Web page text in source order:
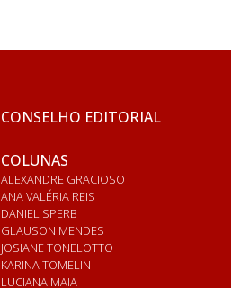
CONSELHO EDITORIAL
COLUNAS
ALEXANDRE GRACIOSO
ANA VALÉRIA REIS
DANIEL SPERB
GLAUSON MENDES
JOSIANE TONELOTTO
KARINA TOMELIN
LUCIANA MAIA